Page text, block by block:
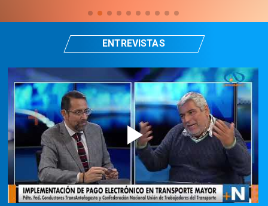
ENTREVISTAS